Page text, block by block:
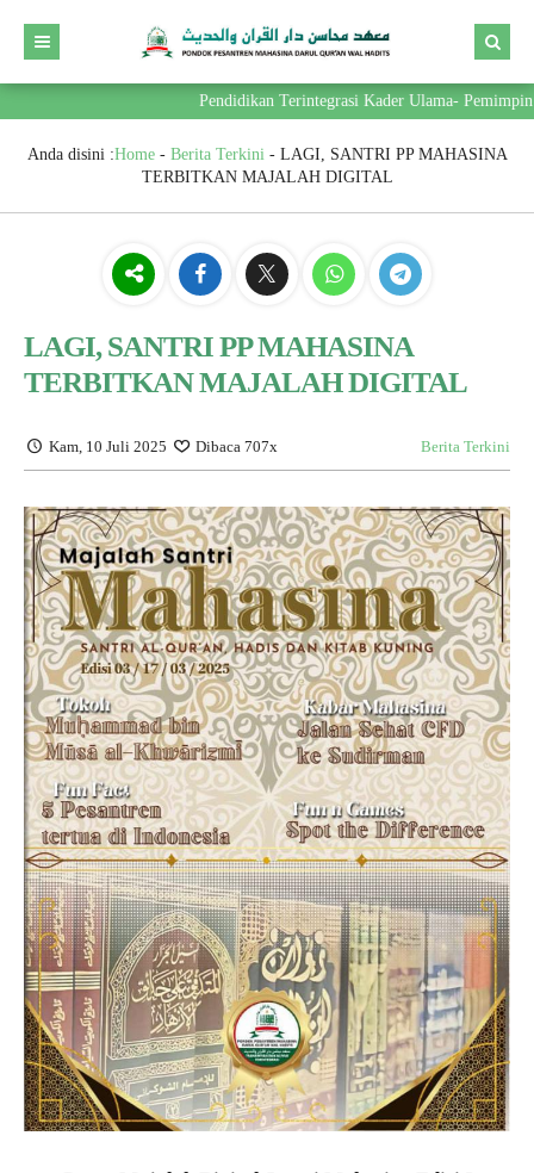
Pendidikan Terintegrasi Kader Ulama- Pemimpin
Anda disini :Home- Berita Terkini- LAGI, SANTRI PP MAHASINA
TERBITKAN MAJALAH DIGITAL
LAGI, SANTRI PP MAHASINA
TERBITKAN MAJALAH DIGITAL
Kam, 10 Juli 2025 Dibaca 707x Berita Terkini